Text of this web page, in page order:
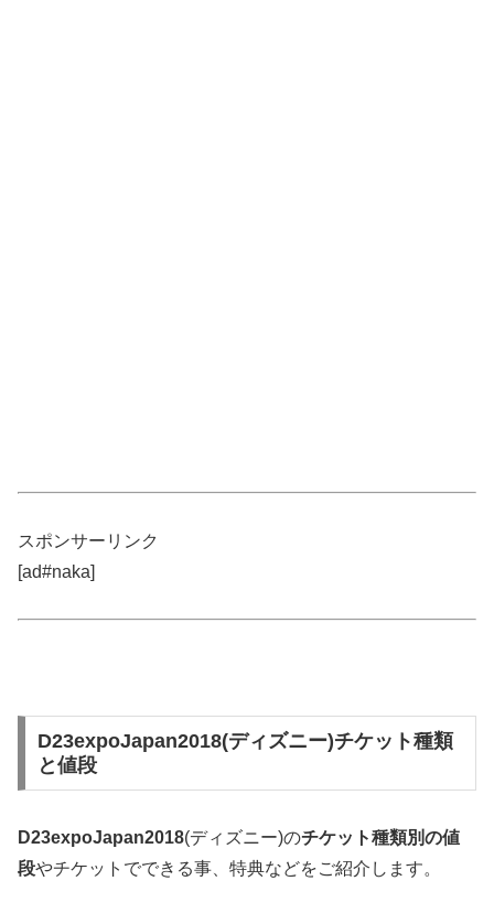
スポンサーリンク
[ad#naka]
D23expoJapan2018(ディズニー)チケット種類
と値段
D23expoJapan2018(ディズニー)のチケット種類別の値
段やチケットでできる事、特典などをご紹介します。